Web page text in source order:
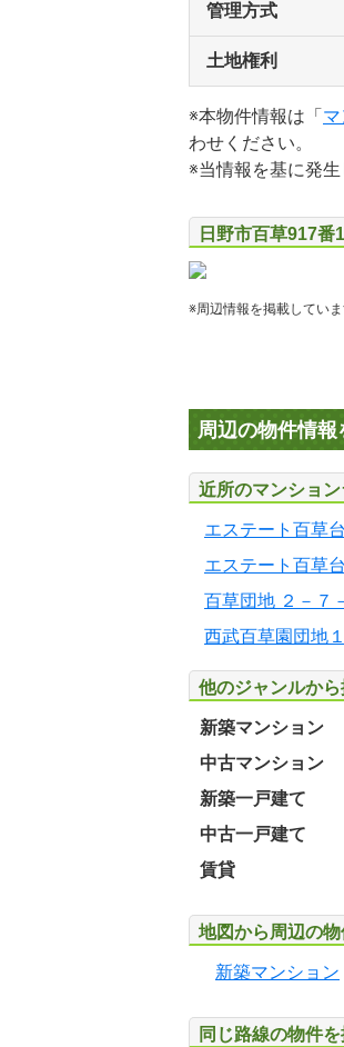
管理方式
土地権利
※本物件情報は「
わせください。
※当情報を基に発
日野市百草917番
※周辺情報を掲載してい
周辺の物件情報
近所のマンショ
エステート百草
エステート百草
百草団地 ２－７
西武百草園団地
他のジャンルか
新築マンション
中古マンション
新築一戸建て
中古一戸建て
賃貸
地図から周辺の
新築マンション
同じ路線の物件